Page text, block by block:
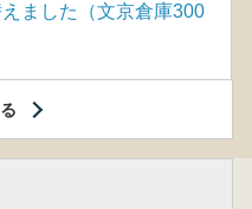
ました（文京倉庫300